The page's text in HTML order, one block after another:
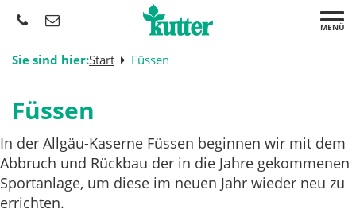
MENÜ
Sie sind hier:Start Füssen
Füssen
In der Allgäu-Kaserne Füssen beginnen wir mit dem
Abbruch und Rückbau der in die Jahre gekommenen
Sportanlage, um diese im neuen Jahr wieder neu zu
errichten.